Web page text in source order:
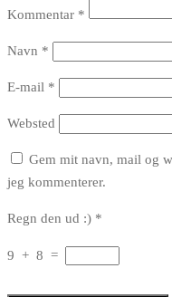
Kommentar *
Navn *
E-mail *
Websted
Gem mit navn, mail og
jeg kommenterer.
Regn den ud :) *
9 + 8 =